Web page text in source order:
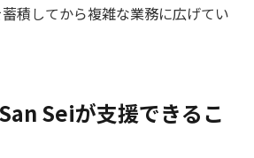
積してから複雑な業務に広げてい
Seiが支援できるこ